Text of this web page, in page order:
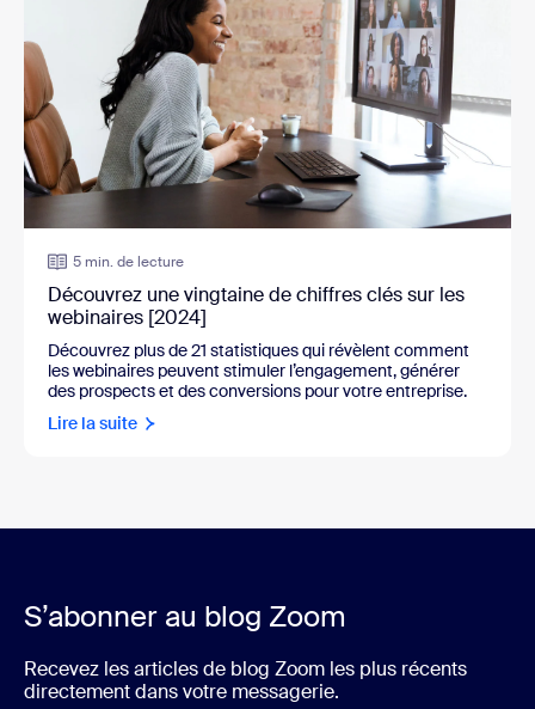
5 min. de lecture
Découvrez une vingtaine de chiffres clés sur les
webinaires [2024]
Découvrez plus de 21 statistiques qui révèlent comment
les webinaires peuvent stimuler l’engagement, générer
des prospects et des conversions pour votre entreprise.
Lire la suite
S’abonner au blog Zoom
Recevez les articles de blog Zoom les plus récents
directement dans votre messagerie.